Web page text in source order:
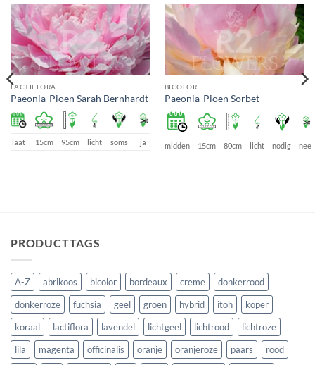
LACTIFLORA
Paeonia-Pioen Sarah Bernhardt
laat 15cm 95cm licht soms ja
BICOLOR
Paeonia-Pioen Sorbet
midden 15cm 80cm licht nodig nee
PRODUCTTAGS
A-Z abrikoos bicolor bordeaux creme
donkerrood
donkerroze
fuchsia geel groen hybrid itoh
koper
koraal
lactiflora lavendel lichtgeel lichtrood
lichtroze
lila
magenta officinalis oranje oranjeroze paars rood